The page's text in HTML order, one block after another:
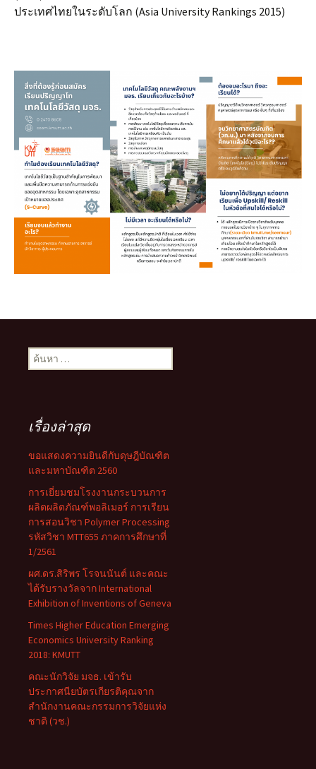
ประเทศไทยในระดับโลก (Asia University Rankings 2015)
ค้นหา
สำหรับ:
เรื่องล่าสุด
ขอแสดงความยินดีกับดุษฎีบัณฑิต
และมหาบัณฑิต 2560
การเยี่ยมชมโรงงานกระบวนการ
ผลิตผลิตภัณฑ์พอลิเมอร์ การเรียน
การสอนวิชา Polymer Processing
รหัสวิชา MTT655 ภาคการศึกษาที่
1/2561
ผศ.ดร.สิริพร โรจนนันต์ และคณะ
ได้รับรางวัลจาก International
Exhibition of Inventions of Geneva
Times Higher Education Emerging
Economics University Ranking
2018: KMUTT
คณะนักวิจัย มจธ. เข้ารับ
ประกาศนียบัตรเกียรติคุณจาก
สำนักงานคณะกรรมการวิจัยแห่ง
ชาติ (วช.)